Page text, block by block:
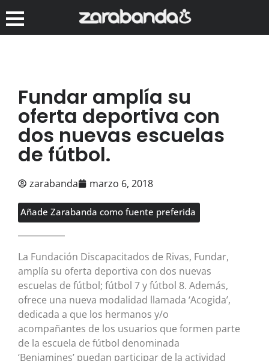
Fundar amplía su
oferta deportiva con
dos nuevas escuelas
de fútbol.
zarabanda marzo 6, 2018
Añade Zarabanda como fuente preferida
La Fundación Discapacitados de Rivas, Fundar,
amplía su oferta deportiva con dos nuevas
escuelas de fútbol; fútbol 7 y fútbol 8. Además,
ofrece una nueva modalidad llamada ‘Acogida’,
dedicada a que los hermanos y/o
acompañantes de los usuarios que formen parte
de la escuela de fútbol denominada
‘Benjamines’ puedan participar de la actividad